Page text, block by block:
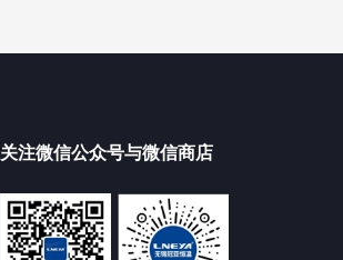
关注微信公众号与微信商店